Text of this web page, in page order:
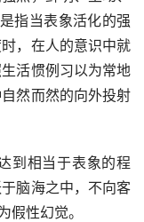
指当表象活化的强
，在人的意识中就
活惯例习以为常地
然而然的向外投射
到相当于表象的程
脑海之中，不向客
假性幻觉。